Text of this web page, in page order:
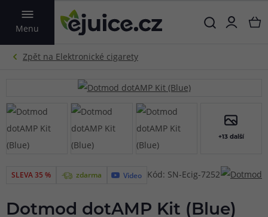
Menu
VYHLEDAT
+13 další
SLEVA 35 % zdarma Video Kód: SN-Ecig-7252
Dotmod dotAMP Kit (Blue)